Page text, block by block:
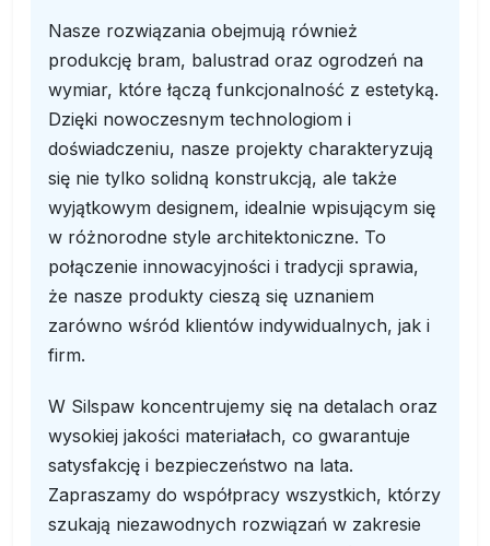
Nasze rozwiązania obejmują również
produkcję bram, balustrad oraz ogrodzeń na
wymiar, które łączą funkcjonalność z estetyką.
Dzięki nowoczesnym technologiom i
doświadczeniu, nasze projekty charakteryzują
się nie tylko solidną konstrukcją, ale także
wyjątkowym designem, idealnie wpisującym się
w różnorodne style architektoniczne. To
połączenie innowacyjności i tradycji sprawia,
że nasze produkty cieszą się uznaniem
zarówno wśród klientów indywidualnych, jak i
firm.
W Silspaw koncentrujemy się na detalach oraz
wysokiej jakości materiałach, co gwarantuje
satysfakcję i bezpieczeństwo na lata.
Zapraszamy do współpracy wszystkich, którzy
szukają niezawodnych rozwiązań w zakresie